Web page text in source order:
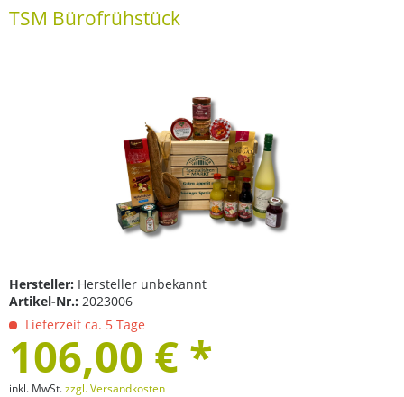
TSM Bürofrühstück
Hersteller: Hersteller unbekannt
Artikel-Nr.: 2023006
Lieferzeit ca. 5 Tage
106,00 € *
inkl. MwSt.zzgl. Versandkosten